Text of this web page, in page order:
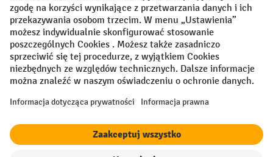
Regulamin Impressum PL
Oświadczenie o ochronie danych
Ustawienia prywatności
All prices excl. VAT plusshipping costsand possible delivery charges,
¹ Rabat obowiązuje do wyczerpania zapasów. Rabat nie dotyczy cen